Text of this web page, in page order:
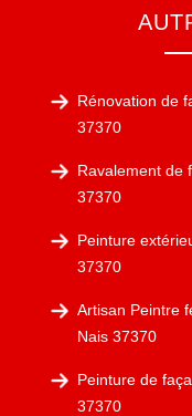
Rénovation de
37370
Ravalement de
37370
Peinture
37370
Artisan Peintre
Nais 37370
Peinture de
37370